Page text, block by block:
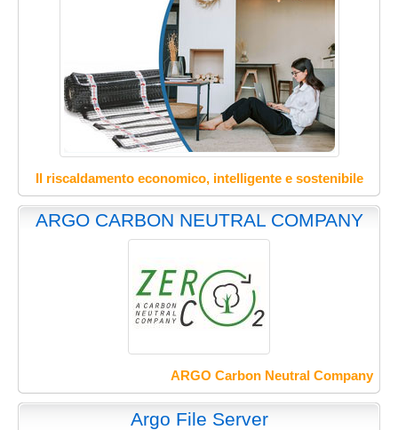
Il riscaldamento economico, intelligente e sostenibile
ARGO CARBON NEUTRAL COMPANY
ARGO Carbon Neutral Company
Argo File Server